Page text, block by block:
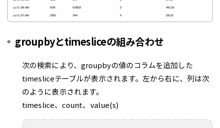
groupbyとtimesliceの組み合わせ
次の検索により、groupbyの値のコラムを追加した
timesliceテーブルが表示されます。左から右に、列は次
のように表示されます。
timeslice、count、value(s)